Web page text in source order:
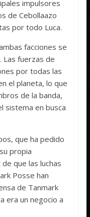
impulsores
de Cebollaazo
por todo Luca.
facciones se
Las fuerzas de
por todas las
el planeta, lo que
de la banda,
sistema en busca
que ha pedido
propia
que las luchas
Posse han
de Tanmark
era un negocio a